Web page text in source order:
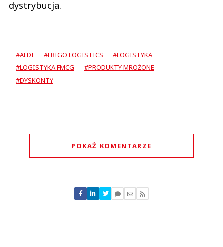
dystrybucja.
#ALDI #FRIGO LOGISTICS
#LOGISTYKA
#LOGISTYKA FMCG
#PRODUKTY MROŻONE
#DYSKONTY
POKAŻ KOMENTARZE
Nie znaleziono komentarzy
Zostaw swoje komentarze